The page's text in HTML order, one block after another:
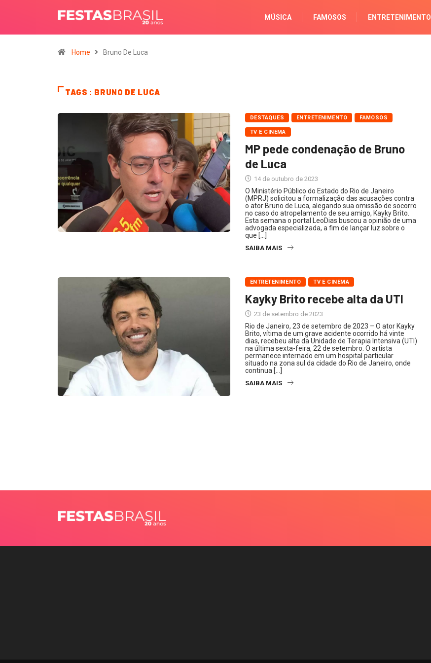
MÚSICA FAMOSOS ENTRETENIMENTO
Home Bruno De Luca
TAGS : BRUNO DE LUCA
DESTAQUES ENTRETENIMENTO FAMOSOS
TV E CINEMA
MP pede condenação de Bruno
de Luca
14 de outubro de 2023
O Ministério Público do Estado do Rio de Janeiro
(MPRJ) solicitou a formalização das acusações contra
o ator Bruno de Luca, alegando sua omissão de socorro
no caso do atropelamento de seu amigo, Kayky Brito.
Esta semana o portal LeoDias buscou a opinião de uma
advogada especializada, a fim de lançar luz sobre o
que […]
SAIBA MAIS
ENTRETENIMENTO TV E CINEMA
Kayky Brito recebe alta da UTI
23 de setembro de 2023
Rio de Janeiro, 23 de setembro de 2023 – O ator Kayky
Brito, vítima de um grave acidente ocorrido há vinte
dias, recebeu alta da Unidade de Terapia Intensiva (UTI)
na última sexta-feira, 22 de setembro. O artista
permanece internado em um hospital particular
situado na zona sul da cidade do Rio de Janeiro, onde
continua […]
SAIBA MAIS